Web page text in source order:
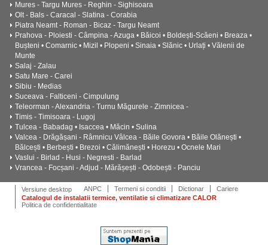
Mures - Targu Mures - Reghin - Sighisoara
Olt - Bals - Caracal - Slatina - Corabia
Piatra Neamt - Roman - Bicaz - Targu Neamt
Prahova - Ploiesti - Câmpina - Azuga • Băicoi • Boldești-Scăeni • Breaza •
Bușteni • Comarnic • Mizil • Plopeni • Sinaia • Slănic • Urlați • Vălenii de
Munte
Salaj - Zalau
Satu Mare - Carei
Sibiu - Medias
Suceava - Falticeni - Cimpulung
Teleorman - Alexandria - Turnu Măgurele - Zimnicea -
Timis - Timisoara - Lugoj
Tulcea - Babadag • Isaccea • Măcin • Sulina
Valcea - Drăgășani - Râmnicu Vâlcea - Băile Govora • Băile Olănești •
Bălcești • Berbești • Brezoi • Călimănești • Horezu • Ocnele Mari
Vaslui - Birlad - Husi - Negresti - Barlad
Vrancea - Focșani - Adjud - Mărășești - Odobești - Panciu
Versiune desktop ANPC Termeni si conditii Dictionar
Cariere
Catalogul de instalatii termice, ventilatie si climatizare CALOR
Politica de confidentialitate